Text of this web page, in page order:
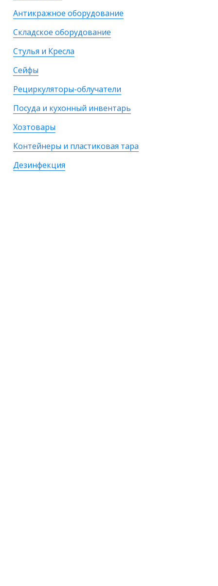
Антикражное оборудование
Складское оборудование
Стулья и Кресла
Сейфы
Рециркуляторы-облучатели
Посуда и кухонный инвентарь
Хозтовары
Контейнеры и пластиковая тара
Дезинфекция